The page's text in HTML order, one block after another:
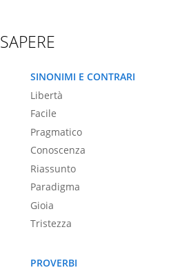
SAPERE
SINONIMI E CONTRARI
Libertà
Facile
Pragmatico
Conoscenza
Riassunto
Paradigma
Gioia
Tristezza
PROVERBI